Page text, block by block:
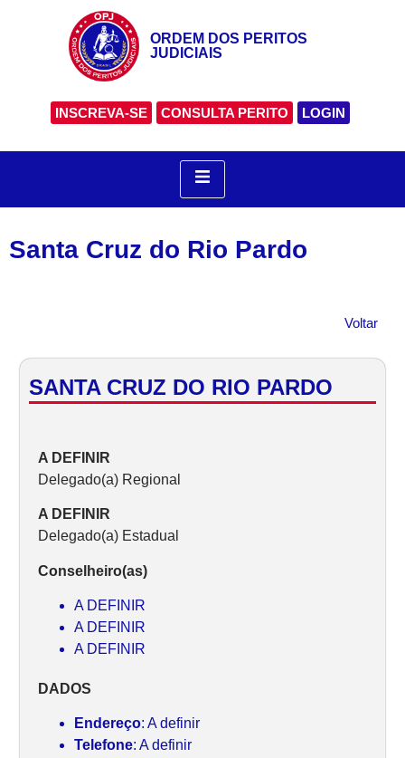
ORDEM DOS PERITOS
JUDICIAIS
INSCREVA-SE CONSULTA PERITO LOGIN
Santa Cruz do Rio Pardo
Voltar
SANTA CRUZ DO RIO PARDO
A DEFINIR
Delegado(a) Regional
A DEFINIR
Delegado(a) Estadual
Conselheiro(as)
A DEFINIR
A DEFINIR
A DEFINIR
DADOS
Endereço: A definir
Telefone: A definir